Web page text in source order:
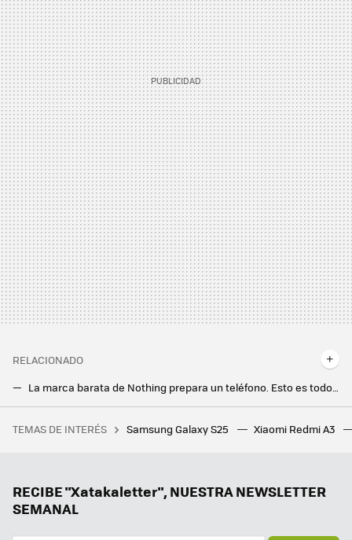
RELACIONADO
Vivo Y38 5G: nuevo gama de entrada con mucha batería, altavoces estéreo y sin miedo al polvo o salpicaduras
Un joven de 19 años hackeó el iPhone, fue contratado por Apple y terminó despedido por no contestar a un correo
TEMAS DE INTERÉS Samsung Galaxy S25 Xiaomi Redmi A3
RECIBE "Xatakaletter", NUESTRA NEWSLETTER
SEMANAL